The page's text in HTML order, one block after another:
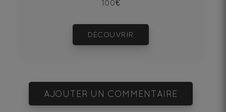
100€
DÉCOUVRIR
AJOUTER UN COMMENTAIRE